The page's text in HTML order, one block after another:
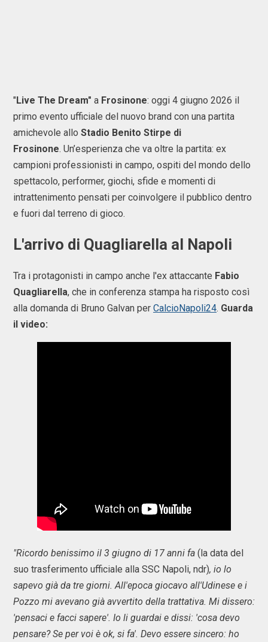
"Live The Dream" a Frosinone: oggi 4 giugno 2026 il
primo evento ufficiale del nuovo brand con una partita
amichevole allo Stadio Benito Stirpe di
Frosinone. Un’esperienza che va oltre la partita: ex
campioni professionisti in campo, ospiti del mondo dello
spettacolo, performer, giochi, sfide e momenti di
intrattenimento pensati per coinvolgere il pubblico dentro
e fuori dal terreno di gioco.
L'arrivo di Quagliarella al Napoli
Tra i protagonisti in campo anche l'ex attaccante Fabio
Quagliarella, che in conferenza stampa ha risposto così
alla domanda di Bruno Galvan per CalcioNapoli24. Guarda
il video:
"Ricordo benissimo il 3 giugno di 17 anni fa (la data del
suo trasferimento ufficiale alla SSC Napoli, ndr), io lo
sapevo già da tre giorni. All'epoca giocavo all'Udinese e i
Pozzo mi avevano già avvertito della trattativa. Mi dissero:
'pensaci e facci sapere'. Io li guardai e dissi: 'cosa devo
pensare? Se per voi è ok, si fa'. Devo essere sincero: ho